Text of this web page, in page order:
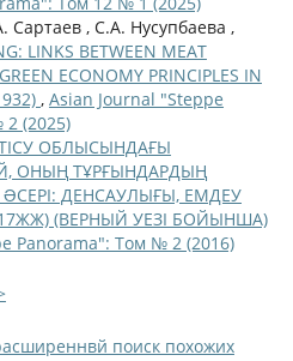
, С.A. Нусупбаева ,
LINKS BETWEEN MEAT
ECONOMY PRINCIPLES IN
, Asian Journal "Steppe
(2025)
ОБЛЫСЫНДАҒЫ
ОНЫҢ ТҰРҒЫНДАРДЫҢ
ƏСЕРІ: ДЕНСАУЛЫҒЫ, ЕМДЕУ
(ВЕРНЫЙ УЕЗІ БОЙЫНША)
Panorama": Том № 2 (2016)
поиск похожих